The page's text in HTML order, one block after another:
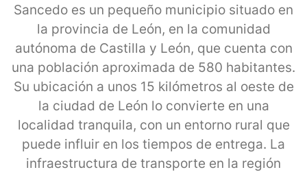
Sancedo es un pequeño municipio situado en
la provincia de León, en la comunidad
autónoma de Castilla y León, que cuenta con
una población aproximada de 580 habitantes.
Su ubicación a unos 15 kilómetros al oeste de
la ciudad de León lo convierte en una
localidad tranquila, con un entorno rural que
puede influir en los tiempos de entrega. La
infraestructura de transporte en la región